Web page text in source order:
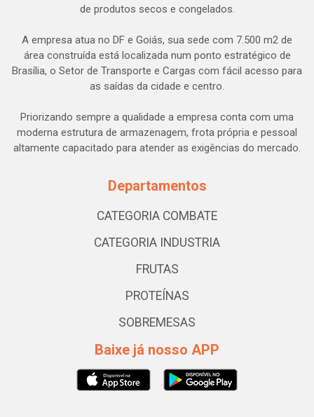
de produtos secos e congelados.
A empresa atua no DF e Goiás, sua sede com 7.500 m2 de
área construída está localizada num ponto estratégico de
Brasília, o Setor de Transporte e Cargas com fácil acesso para
as saídas da cidade e centro.
Priorizando sempre a qualidade a empresa conta com uma
moderna estrutura de armazenagem, frota própria e pessoal
altamente capacitado para atender as exigências do mercado.
Departamentos
CATEGORIA COMBATE
CATEGORIA INDUSTRIA
FRUTAS
PROTEÍNAS
SOBREMESAS
Baixe já nosso APP